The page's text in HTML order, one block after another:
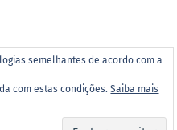
semelhantes de acordo com a
com estas condições.Saiba mais